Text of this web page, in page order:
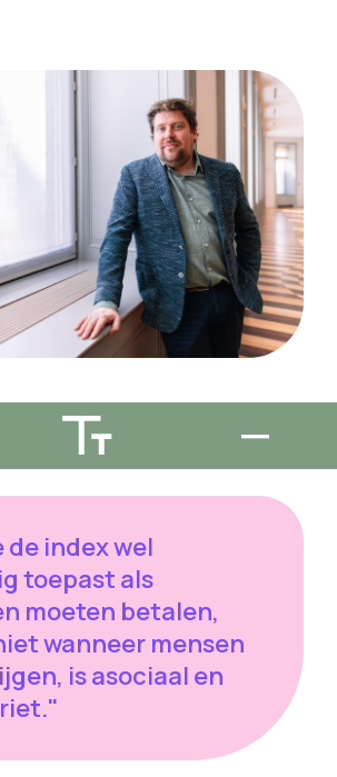
de index wel
toepast als
moeten betalen,
wanneer mensen
is asociaal en